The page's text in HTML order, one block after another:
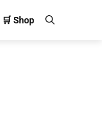
🛒 Shop